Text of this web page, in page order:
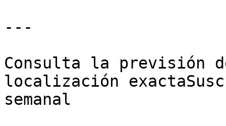
---
Consulta la previsión
localización
semanal